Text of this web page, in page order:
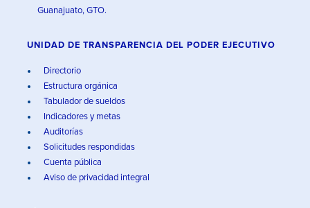
Guanajuato, GTO.
UNIDAD DE TRANSPARENCIA DEL PODER EJECUTIVO
Directorio
Estructura orgánica
Tabulador de sueldos
Indicadores y metas
Auditorías
Solicitudes respondidas
Cuenta pública
Aviso de privacidad integral